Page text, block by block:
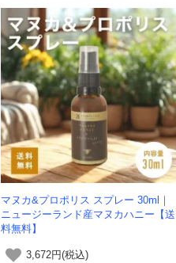
マヌカ&プロポリス スプレー 30ml｜
ニュージーランド産マヌカハニー【送
料無料】
3,672円(税込)